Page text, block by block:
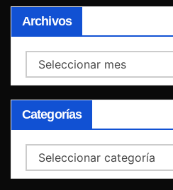
Archivos
Archivos
Categorías
Categorías